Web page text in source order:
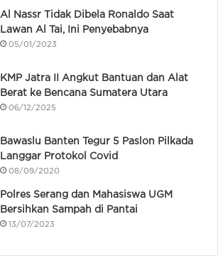
Al Nassr Tidak Dibela Ronaldo Saat
Lawan Al Tai, Ini Penyebabnya
05/01/2023
KMP Jatra II Angkut Bantuan dan Alat
Berat ke Bencana Sumatera Utara
06/12/2025
Bawaslu Banten Tegur 5 Paslon Pilkada
Langgar Protokol Covid
08/09/2020
Polres Serang dan Mahasiswa UGM
Bersihkan Sampah di Pantai
13/07/2023